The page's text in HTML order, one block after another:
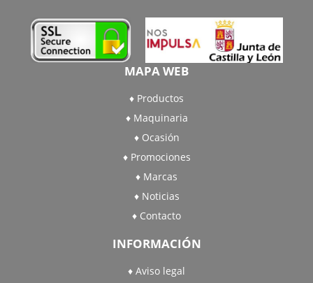
MAPA WEB
Productos
Maquinaria
Ocasión
Promociones
Marcas
Noticias
Contacto
INFORMACIÓN
Aviso legal